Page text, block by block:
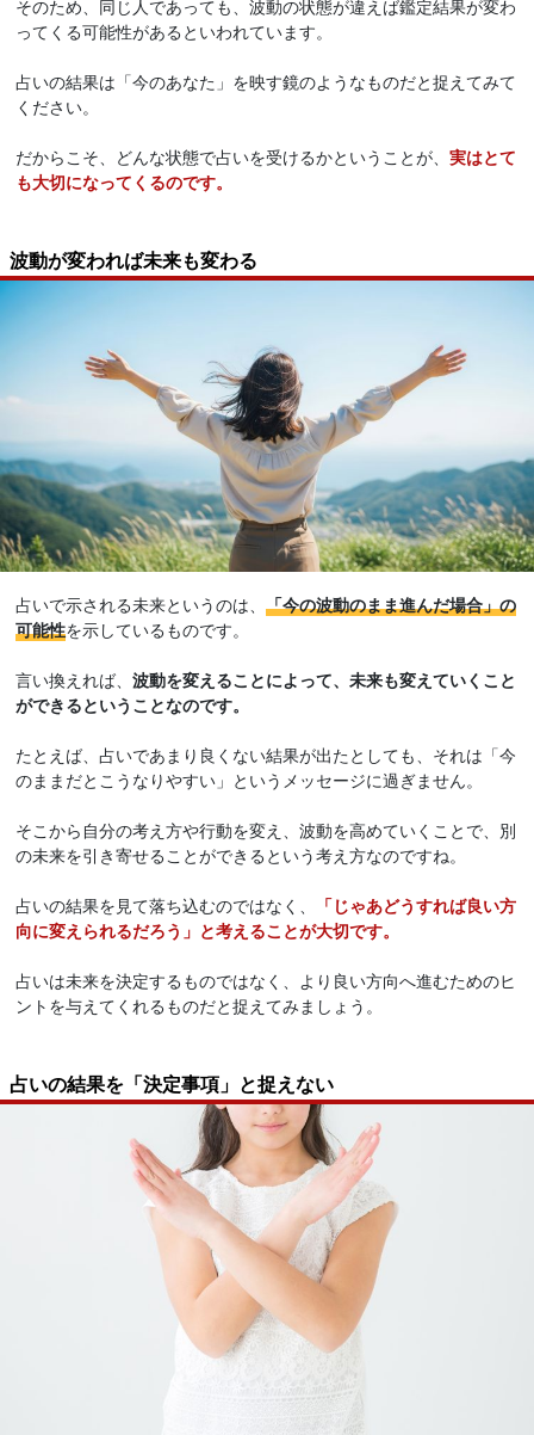
そのため、同じ人であっても、波動の状態が違えば鑑定結果が変わ
ってくる可能性があるといわれています。
占いの結果は「今のあなた」を映す鏡のようなものだと捉えてみて
ください。
だからこそ、どんな状態で占いを受けるかということが、実はとて
も大切になってくるのです。
波動が変われば未来も変わる
占いで示される未来というのは、「今の波動のまま進んだ場合」の
可能性を示しているものです。
言い換えれば、波動を変えることによって、未来も変えていくこと
ができるということなのです。
たとえば、占いであまり良くない結果が出たとしても、それは「今
のままだとこうなりやすい」というメッセージに過ぎません。
そこから自分の考え方や行動を変え、波動を高めていくことで、別
の未来を引き寄せることができるという考え方なのですね。
占いの結果を見て落ち込むのではなく、
「じゃあどうすれば良い方
向に変えられるだろう」と考えることが大切です。
占いは未来を決定するものではなく、より良い方向へ進むためのヒ
ントを与えてくれるものだと捉えてみましょう。
占いの結果を「決定事項」と捉えない